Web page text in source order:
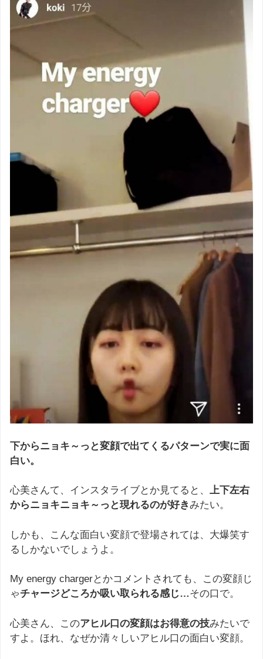
下からニョキ～っと変顔で出てくるパターンで実に面
白い。
心美さんて、インスタライブとか見てると、 上下左右
からニョキニョキ～っと現れるのが好きみたい。
しかも、こんな面白い変顔で登場されては、大爆笑す
るしかないでしょうよ。
My energy chargerとかコメントされても、この変顔じ
ゃチャージどころか吸い取られる感じ…その口で。
心美さん、このアヒル口の変顔はお得意の技みたいで
すよ。ほれ、なぜか清々しいアヒル口の面白い変顔。